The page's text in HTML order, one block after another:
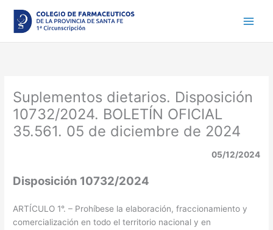
contenido
Suplementos dietarios. Disposición
10732/2024. BOLETÍN OFICIAL
35.561. 05 de diciembre de 2024
05/12/2024
Disposición 10732/2024
ARTÍCULO 1°. – Prohíbese la elaboración, fraccionamiento y
comercialización en todo el territorio nacional y en